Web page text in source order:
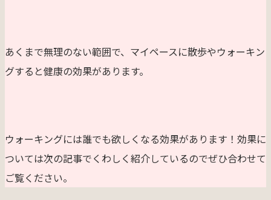
あくまで無理のない範囲で、マイペースに散歩やウォーキン
グすると健康の効果があります。
ウォーキングには誰でも欲しくなる効果があります！効果に
ついては次の記事でくわしく紹介しているのでぜひ合わせて
ご覧ください。